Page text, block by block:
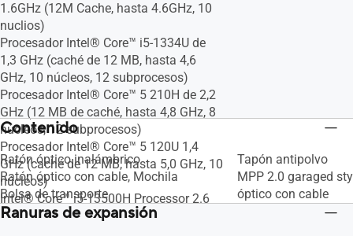
1.6GHz (12M Cache, hasta 4.6GHz, 10
nuclios)
Procesador Intel® Core™ i5-1334U de
1,3 GHz (caché de 12 MB, hasta 4,6
GHz, 10 núcleos, 12 subprocesos)
Procesador Intel® Core™ 5 210H de 2,2
GHz (12 MB de caché, hasta 4,8 GHz, 8
núcleos, 12 subprocesos)
Procesador Intel® Core™ 5 120U 1,4
GHz (caché de 12 MB, hasta 5,0 GHz, 10
núcleos)
Intel® Core™ i5-13500H Processor 2.6
GHz (18MB Cache, up to 4.7 GHz, 12
Contenido
Ratón óptico inalámbrico
Ratón óptico con cable, Mochila
Bolsa de transporte
Tapón antipolvo
MPP 2.0 garaged
óptico con cable
Ranuras de expansión